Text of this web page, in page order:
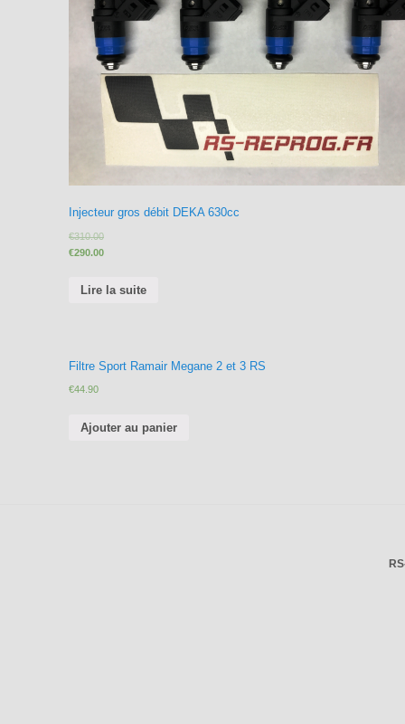
Injecteur gros débit DEKA 630cc
€310.00
€290.00
Lire la suite
Filtre Sport Ramair Megane 2 et 3 RS
€44.90
Ajouter au panier